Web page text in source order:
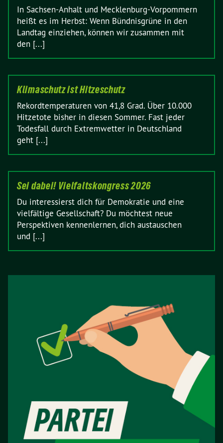
In Sachsen-Anhalt und Mecklenburg-Vorpommern
heißt es im Herbst: Wenn Bündnisgrüne in den
Landtag einziehen, können wir zusammen mit
den [...]
Klimaschutz ist Hitzeschutz
Rekordtemperaturen von 41,8 Grad. Über 10.000
Hitzetote bisher in diesen Sommer. Fast jeder
Todesfall durch Extremwetter in Deutschland
geht [...]
Sei dabei! Vielfaltskongress 2026
Du interessierst dich für Demokratie und eine
vielfältige Gesellschaft? Du möchtest neue
Perspektiven kennenlernen, dich austauschen
und [...]